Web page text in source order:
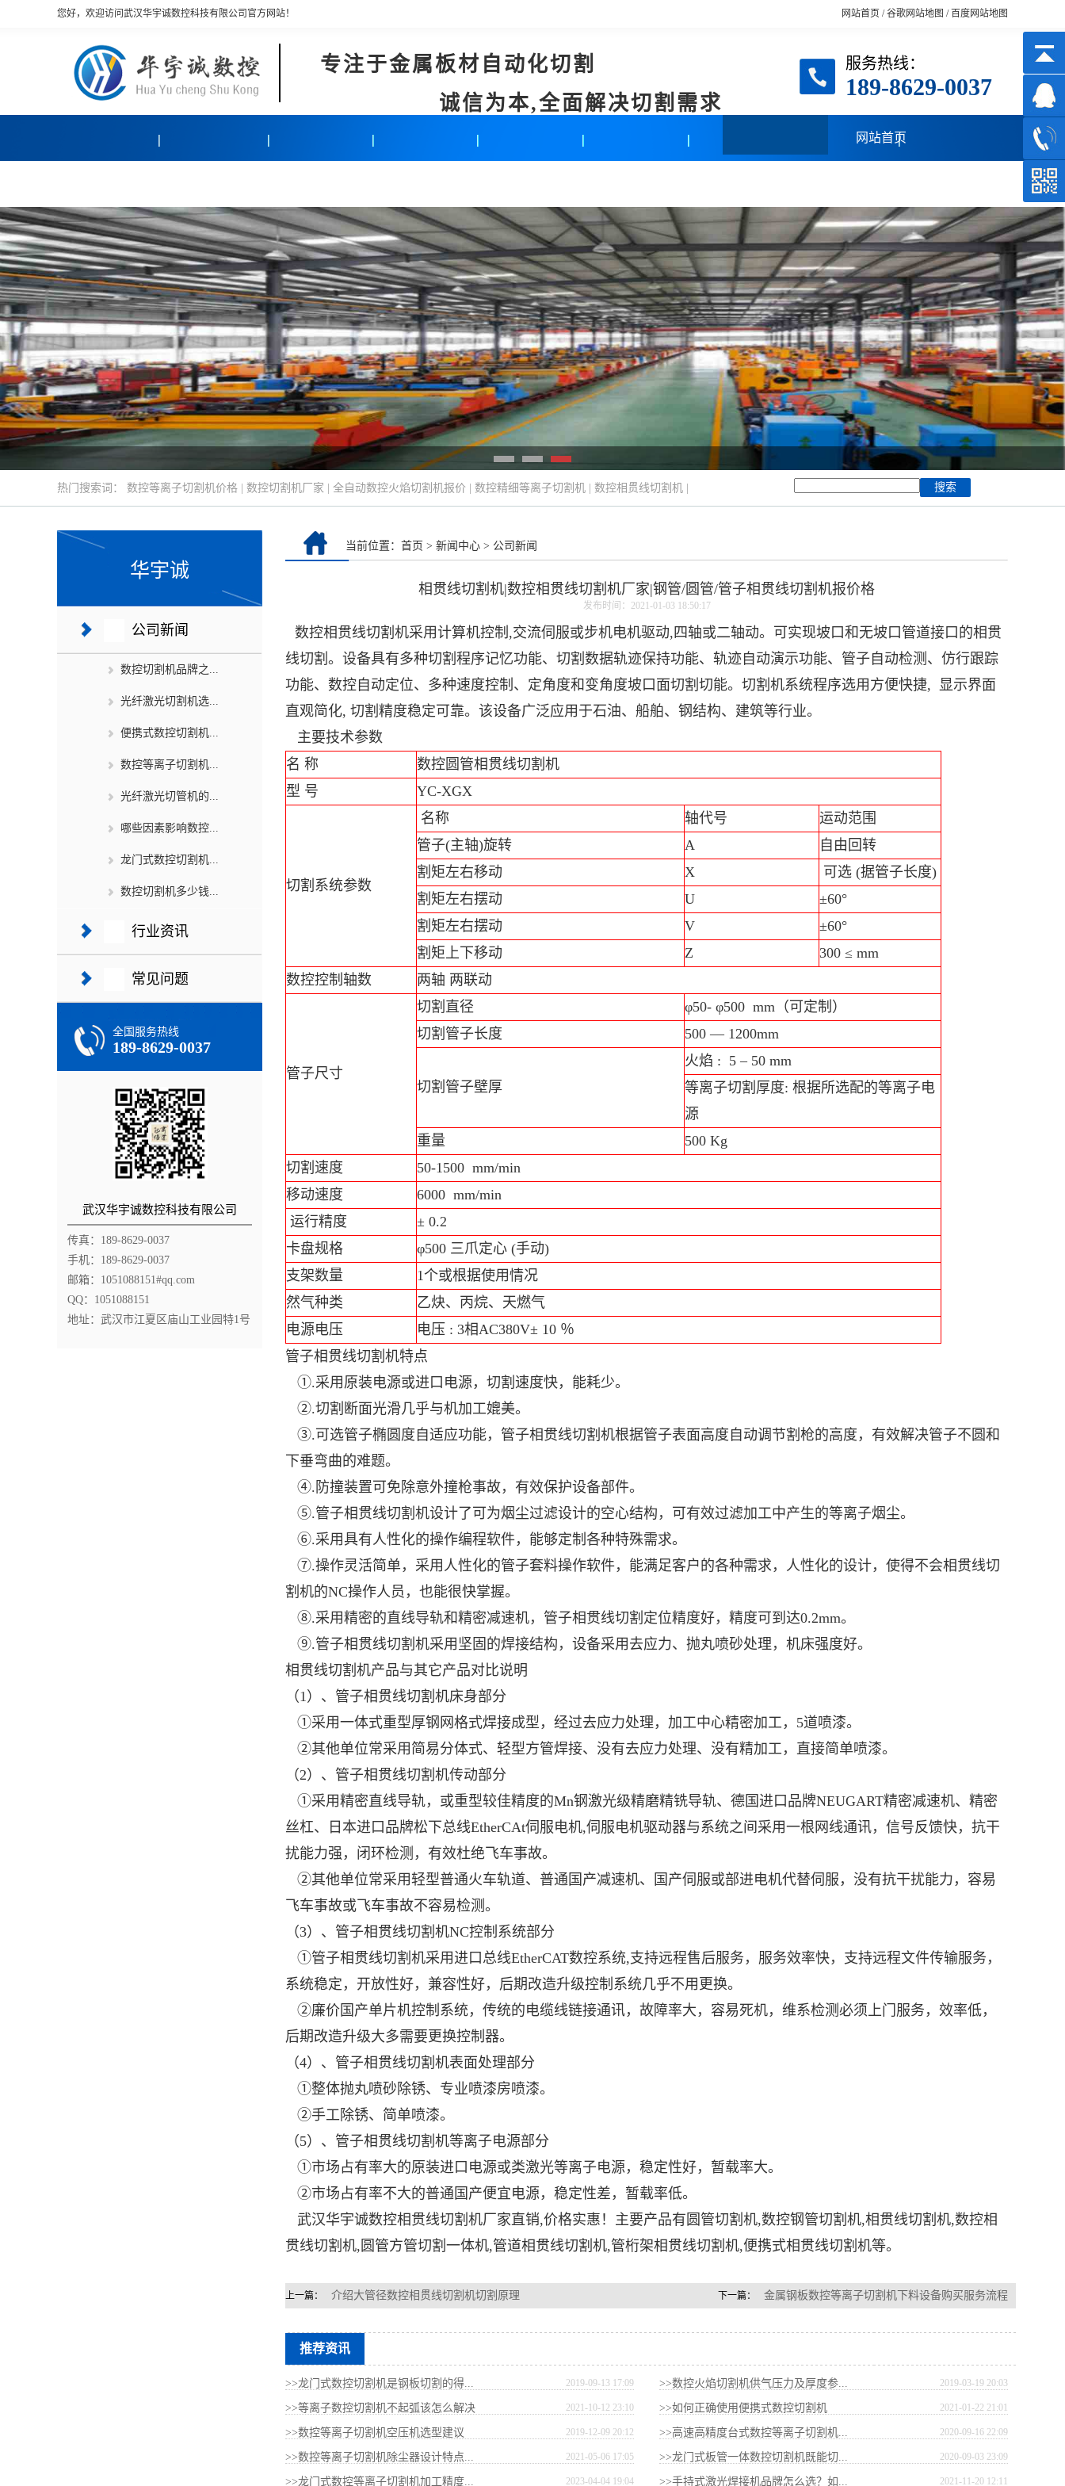
您好，欢迎访问武汉华宇诚数控科技有限公司官方网站！ 网站首页 /谷歌网站地图 / 百度网站地图
专注于金属板材自动化切割
诚信为本,全面解决切割需求
服务热线：
189-8629-0037
网站首页
热门搜索词： 数控等离子切割机价格 数控切割机厂家 全自动数控火焰切割机报价 数控精细等离子切割机 数控相贯线切割机
华宇诚
公司新闻
数控切割机品牌之...
光纤激光切割机选...
便携式数控切割机...
数控等离子切割机...
光纤激光切管机的...
哪些因素影响数控...
龙门式数控切割机...
数控切割机多少钱...
行业资讯
常见问题
全国服务热线
189-8629-0037
武汉华宇诚数控科技有限公司
传真：189-8629-0037
手机：189-8629-0037
邮箱：1051088151#qq.com
QQ：1051088151
地址：武汉市江夏区庙山工业园特1号
当前位置： 首页 > 新闻中心 > 公司新闻
相贯线切割机|数控相贯线切割机厂家|钢管/圆管/管子相贯线切割机报价格
发布时间：2021-01-03 18:50:17
数控相贯线切割机采用计算机控制,交流伺服或步机电机驱动,四轴或二轴动。可实现坡口和无坡口管道接口的相贯
线切割。设备具有多种切割程序记忆功能、切割数据轨迹保持功能、轨迹自动演示功能、管子自动检测、仿行跟踪
功能、数控自动定位、多种速度控制、定角度和变角度坡口面切割切能。切割机系统程序选用方便快捷, 显示界面
直观简化, 切割精度稳定可靠。该设备广泛应用于石油、船舶、钢结构、建筑等行业。
主要技术参数
名 称
数控圆管相贯线切割机
型 号
YC-XGX
切割系统参数
名称 轴代号
运动范围
管子(主轴)旋转
A
自由回转
割矩左右移动
X
可选 (据管子长度)
割矩左右摆动
U
±60°
割矩左右摆动
V
±60°
割矩上下移动
Z
300 ≤ mm
数控控制轴数
两轴 两联动
管子尺寸
切割直径
φ50- φ500 mm（可定制）
切割管子长度
500 — 1200mm
切割管子壁厚
火焰 : 5 – 50 mm
等离子切割厚度: 根据所选配的等离子电
源
重量
500 Kg
切割速度
50-1500 mm/min
移动速度
6000 mm/min
运行精度
± 0.2
卡盘规格
φ500 三爪定心 (手动)
支架数量
1个或根据使用情况
然气种类
乙炔、丙烷、天燃气
电源电压
电压 : 3相AC380V± 10 ％
管子相贯线切割机特点
①.采用原装电源或进口电源，切割速度快，能耗少。
②.切割断面光滑几乎与机加工媲美。
③.可选管子椭圆度自适应功能，管子相贯线切割机根据管子表面高度自动调节割枪的高度，有效解决管子不圆和
下垂弯曲的难题。
④.防撞装置可免除意外撞枪事故，有效保护设备部件。
⑤.管子相贯线切割机设计了可为烟尘过滤设计的空心结构，可有效过滤加工中产生的等离子烟尘。
⑥.采用具有人性化的操作编程软件，能够定制各种特殊需求。
⑦.操作灵活简单，采用人性化的管子套料操作软件，能满足客户的各种需求，人性化的设计，使得不会相贯线切
割机的NC操作人员，也能很快掌握。
⑧.采用精密的直线导轨和精密减速机，管子相贯线切割定位精度好，精度可到达0.2mm。
⑨.管子相贯线切割机采用坚固的焊接结构，设备采用去应力、抛丸喷砂处理，机床强度好。
相贯线切割机产品与其它产品对比说明
（1）、管子相贯线切割机床身部分
①采用一体式重型厚钢网格式焊接成型，经过去应力处理，加工中心精密加工，5道喷漆。
②其他单位常采用简易分体式、轻型方管焊接、没有去应力处理、没有精加工，直接简单喷漆。
（2）、管子相贯线切割机传动部分
①采用精密直线导轨，或重型较佳精度的Mn钢激光级精磨精铣导轨、德国进口品牌NEUGART精密减速机、精密
丝杠、日本进口品牌松下总线EtherCAt伺服电机,伺服电机驱动器与系统之间采用一根网线通讯，信号反馈快，抗干
扰能力强，闭环检测，有效杜绝飞车事故。
②其他单位常采用轻型普通火车轨道、普通国产减速机、国产伺服或部进电机代替伺服，没有抗干扰能力，容易
飞车事故或飞车事故不容易检测。
（3）、管子相贯线切割机NC控制系统部分
①管子相贯线切割机采用进口总线EtherCAT数控系统,支持远程售后服务，服务效率快，支持远程文件传输服务，
系统稳定，开放性好，兼容性好，后期改造升级控制系统几乎不用更换。
②廉价国产单片机控制系统，传统的电缆线链接通讯，故障率大，容易死机，维系检测必须上门服务，效率低，
后期改造升级大多需要更换控制器。
（4）、管子相贯线切割机表面处理部分
①整体抛丸喷砂除锈、专业喷漆房喷漆。
②手工除锈、简单喷漆。
（5）、管子相贯线切割机等离子电源部分
①市场占有率大的原装进口电源或类激光等离子电源，稳定性好，暂载率大。
②市场占有率不大的普通国产便宜电源，稳定性差，暂载率低。
武汉华宇诚数控相贯线切割机厂家直销,价格实惠！主要产品有圆管切割机,数控钢管切割机,相贯线切割机,数控相
贯线切割机,圆管方管切割一体机,管道相贯线切割机,管桁架相贯线切割机,便携式相贯线切割机等。
上一篇： 介绍大管径数控相贯线切割机切割原理 下一篇： 金属钢板数控等离子切割机下料设备购买服务流程
推荐资讯
>>龙门式数控切割机是钢板切割的得... 2019-09-13 17:09
>>等离子数控切割机不起弧该怎么解决 2021-10-12 23:10
>>数控等离子切割机空压机选型建议 2019-12-09 20:12
>>数控等离子切割机除尘器设计特点... 2021-05-06 17:05
>>龙门式数控等离子切割机加工精度... 2023-04-04 19:04
>>数控火焰切割机供气压力及厚度参... 2019-03-19 20:03
>>如何正确使用便携式数控切割机 2021-01-22 21:01
>>高速高精度台式数控等离子切割机... 2020-09-16 22:09
>>龙门式板管一体数控切割机既能切... 2020-09-03 23:09
>>手持式激光焊接机品牌怎么选？如... 2021-11-20 12:11